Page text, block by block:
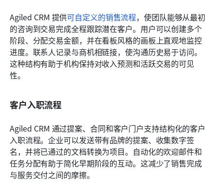
Agiled CRM 提供可自定义的销售流程，使团队能够从最初
的咨询到交易完成全程跟踪潜在客户。用户可以创建多个
阶段、分配交易金额，并在看板风格的画板上直观地监控
进度。联系人记录与商机相链接，使沟通历史易于访问。
这种结构有助于机构保持对收入预测和活跃交易的可见
性。
客户入职流程
Agiled CRM 通过提案、合同和客户门户支持结构化的客户
入职流程。企业可以发送带有品牌的提案、收集数字签
名，并将已通过的文档转换为项目。自动化的欢迎邮件和
任务分配有助于简化早期阶段的互动。这减少了销售完成
与服务交付之间的摩擦。